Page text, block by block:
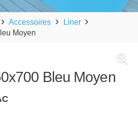
Accessoires
Liner
Moyen
Bleu Moyen